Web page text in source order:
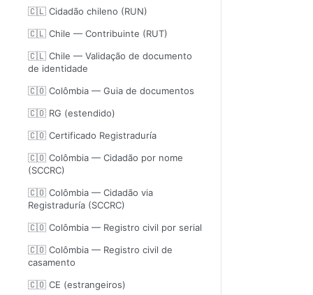
🇨🇱 Cidadão chileno (RUN)
🇨🇱 Chile — Contribuinte (RUT)
🇨🇱 Chile — Validação de documento
de identidade
🇨🇴 Colômbia — Guia de documentos
🇨🇴 RG (estendido)
🇨🇴 Certificado Registraduría
🇨🇴 Colômbia — Cidadão por nome
(SCCRC)
🇨🇴 Colômbia — Cidadão via
Registraduría (SCCRC)
🇨🇴 Colômbia — Registro civil por serial
🇨🇴 Colômbia — Registro civil de
casamento
🇨🇴 CE (estrangeiros)